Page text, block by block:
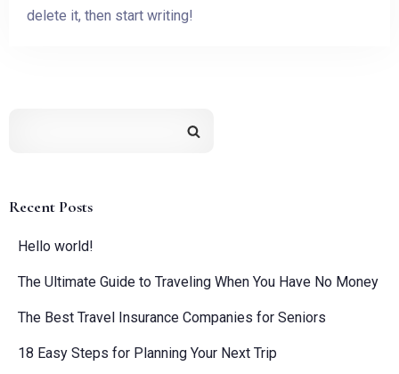
delete it, then start writing!
Recent Posts
Hello world!
The Ultimate Guide to Traveling When You Have No Money
The Best Travel Insurance Companies for Seniors
18 Easy Steps for Planning Your Next Trip